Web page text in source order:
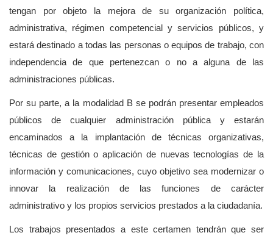
tengan por objeto la mejora de su organización política,
administrativa, régimen competencial y servicios públicos, y
estará destinado a todas las personas o equipos de trabajo, con
independencia de que pertenezcan o no a alguna de las
administraciones públicas.
Por su parte, a la modalidad B se podrán presentar empleados
públicos de cualquier administración pública y estarán
encaminados a la implantación de técnicas organizativas,
técnicas de gestión o aplicación de nuevas tecnologías de la
información y comunicaciones, cuyo objetivo sea modernizar o
innovar la realización de las funciones de carácter
administrativo y los propios servicios prestados a la ciudadanía.
Los trabajos presentados a este certamen tendrán que ser